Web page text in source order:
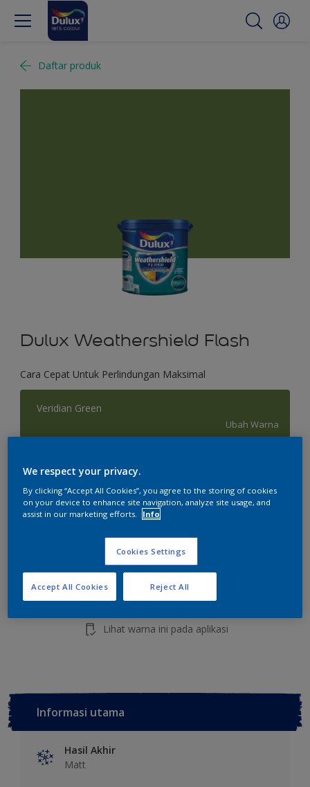
Daftar produk
Dulux Weathershield Flash
Cara Cepat Untuk Perlindungan Maksimal
Veridian Green
Ubah Warna
2.5 L 20 L
Kalkulator cat
Tambahkan ke Ruang Kerja Temukan Toko
Lihat warna ini pada aplikasi
Informasi utama
Hasil Akhir
Matt
We respect your privacy.
By clicking “Accept All Cookies”, you agree to the storing of cookies
on your device to enhance site navigation, analyze site usage, and
assist in our marketing efforts.
Info
Cookies Settings
Reject All
Accept All Cookies